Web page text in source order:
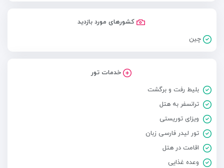
کشورهای مورد بازدید
چین
خدمات تور
بلیط رفت و برگشت
ترانسفر به هتل
ویزای توریستی
تور لیدر فارسی زبان
اقامت در هتل
وعده غذایی